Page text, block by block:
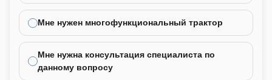
Мне нужен многофункциональный трактор
Мне нужна консультация специалиста по
данному вопросу